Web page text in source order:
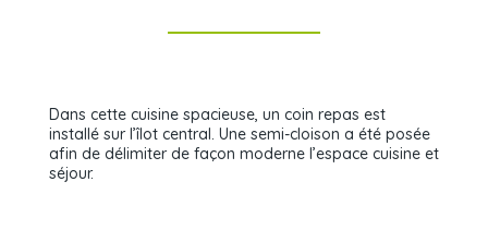
Dans cette cuisine spacieuse, un coin repas est
installé sur l’îlot central. Une semi-cloison a été posée
afin de délimiter de façon moderne l’espace cuisine et
séjour.